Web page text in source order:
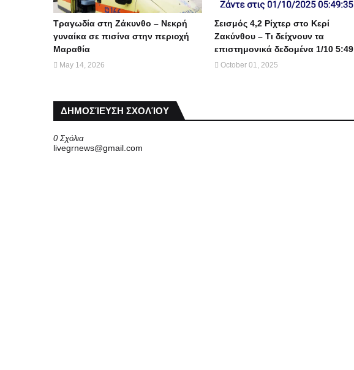
Τραγωδία στη Ζάκυνθο – Νεκρή
γυναίκα σε πισίνα στην περιοχή
Μαραθία
May 14, 2026
Σεισμός 4,2 Ρίχτερ στο Κερί
Ζακύνθου – Τι δείχνουν τα
επιστημονικά δεδομένα 1/10 5:49
October 01, 2025
ΔΗΜΟΣΊΕΥΣΗ ΣΧΟΛΊΟΥ
0 Σχόλια
livegrnews@gmail.com